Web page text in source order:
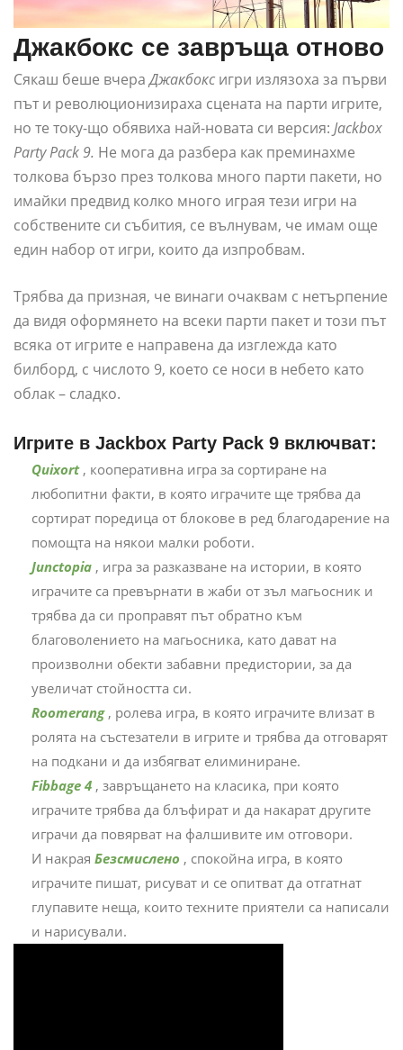
Джакбокс се завръща отново
Сякаш беше вчераДжакбокс игри излязоха за първи
път и революционизираха сцената на парти игрите,
но те току-що обявиха най-новата си версия: Jackbox
Party Pack 9. Не мога да разбера как преминахме
толкова бързо през толкова много парти пакети, но
имайки предвид колко много играя тези игри на
собствените си събития, се вълнувам, че имам още
един набор от игри, които да изпробвам.
Трябва да призная, че винаги очаквам с нетърпение
да видя оформянето на всеки парти пакет и този път
всяка от игрите е направена да изглежда като
билборд, с числото 9, което се носи в небето като
облак – сладко.
Игрите в Jackbox Party Pack 9 включват:
Quixort , кооперативна игра за сортиране на
любопитни факти, в която играчите ще трябва да
сортират поредица от блокове в ред благодарение на
помощта на някои малки роботи.
Junctopia , игра за разказване на истории, в която
играчите са превърнати в жаби от зъл магьосник и
трябва да си проправят път обратно към
благоволението на магьосника, като дават на
произволни обекти забавни предистории, за да
увеличат стойността си.
Roomerang , ролева игра, в която играчите влизат в
ролята на състезатели в игрите и трябва да отговарят
на подкани и да избягват елиминиране.
Fibbage 4 , завръщането на класика, при която
играчите трябва да блъфират и да накарат другите
играчи да повярват на фалшивите им отговори.
И накрая Безсмислено , спокойна игра, в която
играчите пишат, рисуват и се опитват да отгатнат
глупавите неща, които техните приятели са написали
и нарисували.